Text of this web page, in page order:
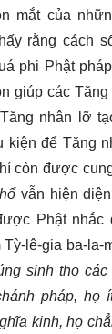
mắt của
rằng cách
phi Phật
giúp các
nhân lỡ
kiện để Tăng
còn được
vẫn hiện diện
Phật nhắc
Tỳ-lê-gia ba-la-
sinh thọ
pháp, họ
kinh, họ